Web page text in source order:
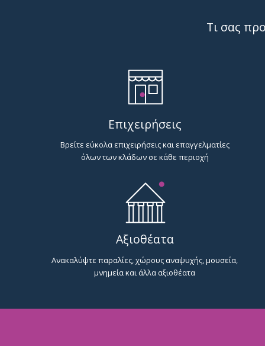
Τι σας
Επιχειρήσεις
Βρείτε εύκολα επιχειρήσεις και επαγγελματίες
όλων των κλάδων σε κάθε περιοχή
Αξιοθέατα
Ανακαλύψτε παραλίες, χώρους αναψυχής, μουσεία,
μνημεία και άλλα αξιοθέατα